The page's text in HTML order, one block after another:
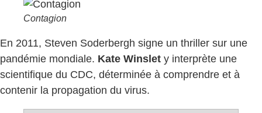
Contagion
En 2011, Steven Soderbergh signe un thriller sur une
pandémie mondiale. Kate Winslet y interprète une
scientifique du CDC, déterminée à comprendre et à
contenir la propagation du virus.